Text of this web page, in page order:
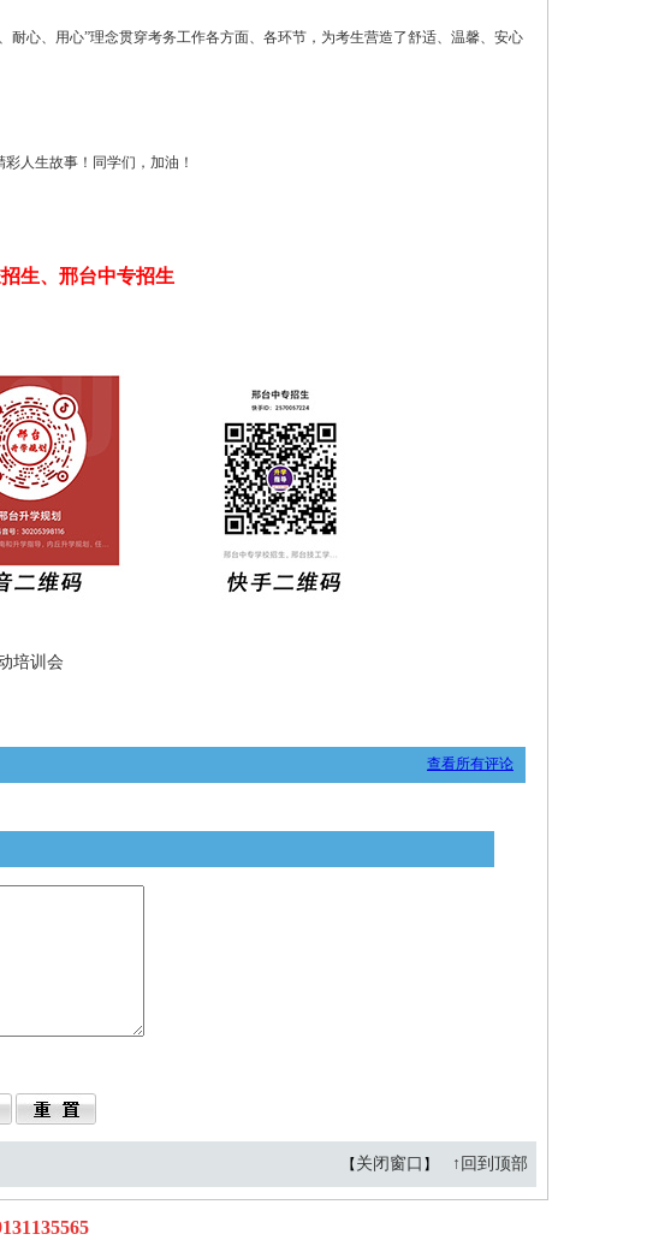
心、用心”理念贯穿考务工作各方面、各环节，为考生营造了舒适、温馨、安心
人生故事！同学们，加油！
生、邢台中专招生
培训会
查看所有评论
【 关闭窗口 】 ↑回到顶部